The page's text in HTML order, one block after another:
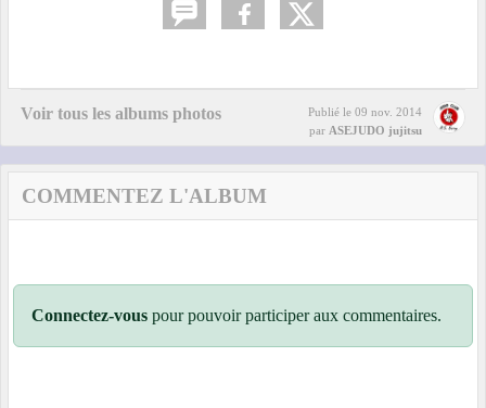
Voir tous les albums photos Publié le 09 nov. 2014
par ASEJUDO jujitsu
COMMENTEZ L'ALBUM
Connectez-vous pour pouvoir participer aux commentaires.